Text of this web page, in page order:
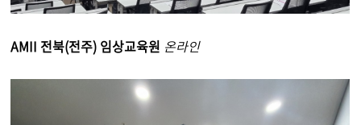
AMII 전북(전주) 임상교육원 온라인